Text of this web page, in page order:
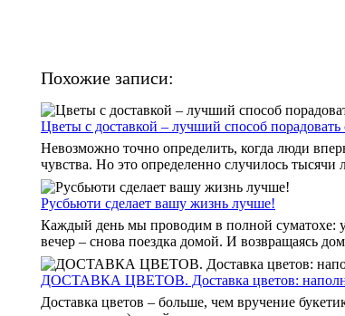
Похожие записи:
Цветы с доставкой – лучший способ
Невозможно точно определить, когда люди
чувства. Но это определенно случилось тысячи
Русбьюти сделает вашу жизнь лучше!
Каждый день мы проводим в полной суматохе:
вечер – снова поездка домой. И возвращаясь
ДОСТАВКА ЦВЕТОВ. Доставка цветов:
Доставка цветов – больше, чем вручение